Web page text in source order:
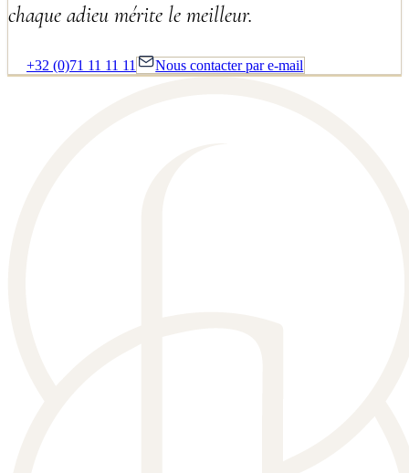
chaque adieu mérite le meilleur.
+32 (0)71 11 11 11 Nous contacter par e-mail